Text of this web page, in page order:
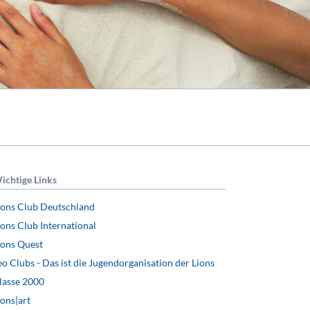
Links
Club Deutschland
Club International
Quest
Clubs - Das ist die Jugendorganisation der Lions
2000